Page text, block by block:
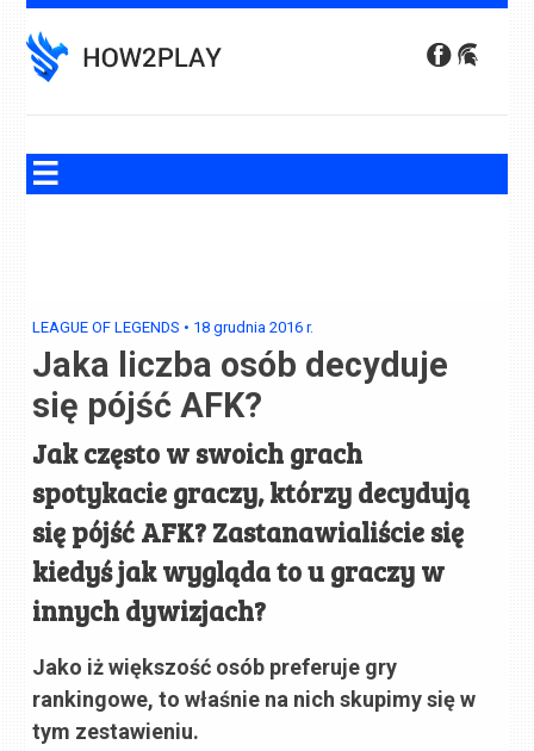
to
content
LEAGUE OF LEGENDS • 18 grudnia 2016 r.
Jaka liczba osób decyduje
się pójść AFK?
Jak często w swoich grach
spotykacie graczy, którzy decydują
się pójść AFK? Zastanawialiście się
kiedyś jak wygląda to u graczy w
innych dywizjach?
Jako iż większość osób preferuje gry
rankingowe, to właśnie na nich skupimy się w
tym zestawieniu.